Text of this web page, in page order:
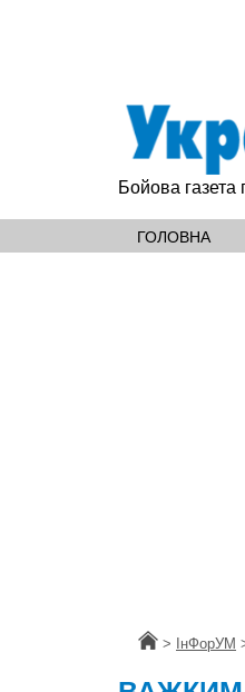
Бойова газета
ГОЛОВНА
Головна
> ІнФорУМ